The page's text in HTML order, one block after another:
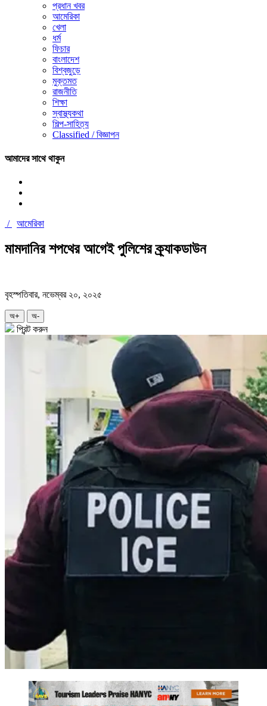
প্রধান খবর
আমেরিকা
খেলা
ধর্ম
ফিচার
বাংলাদেশ
বিশ্বজুড়ে
মুক্তমত
রাজনীতি
শিক্ষা
স্বাস্থ্যকথা
শিল্প-সাহিত্য
Classified / বিজ্ঞাপন
আমাদের সাথে থাকুন
/ আমেরিকা
মামদানির শপথের আগেই পুলিশের ক্র্যাকডাউন
বৃহস্পতিবার, নভেম্বর ২০, ২০২৫
অ+ অ-
প্রিন্ট করুন